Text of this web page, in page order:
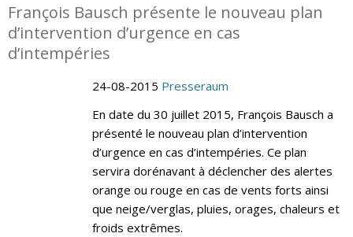
François Bausch présente le nouveau plan
d’intervention d’urgence en cas
d’intempéries
24-08-2015 Presseraum
En date du 30 juillet 2015, François Bausch a
présenté le nouveau plan d’intervention
d’urgence en cas d’intempéries. Ce plan
servira dorénavant à déclencher des alertes
orange ou rouge en cas de vents forts ainsi
que neige/verglas, pluies, orages, chaleurs et
froids extrêmes.